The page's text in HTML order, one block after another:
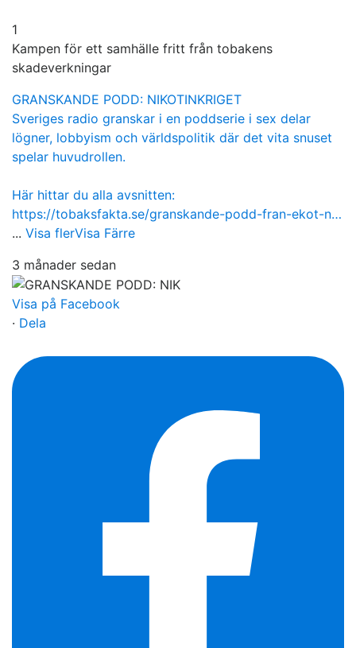
1
Kampen för ett samhälle fritt från tobakens
skadeverkningar
GRANSKANDE PODD: NIKOTINKRIGET
Sveriges radio granskar i en poddserie i sex delar
lögner, lobbyism och världspolitik där det vita snuset
spelar huvudrollen.
Här hittar du alla avsnitten:
https://tobaksfakta.se/granskande-podd-fran-ekot-n…
... Visa flerVisa Färre
3 månader sedan
Visa på Facebook
· Dela